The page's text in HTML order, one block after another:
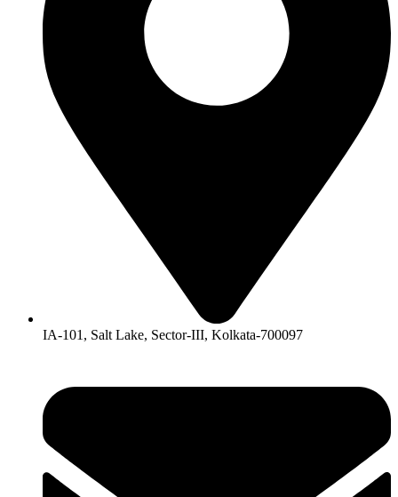
IA-101, Salt Lake, Sector-III, Kolkata-700097